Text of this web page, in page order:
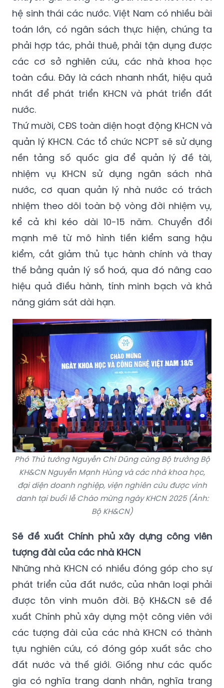
hệ sinh thái các nước. Việt Nam có nhiều bài
toán lớn, có ngân sách thực hiện, chúng ta
phải hợp tác, phải thuê, phải tận dụng được
các cơ sở nghiên cứu, các nhà khoa học
toàn cầu. Đây là cách nhanh nhất, hiệu quả
nhất để phát triển KHCN và phát triển đất
nước.
Thứ mười, CĐS toàn diện hoạt động KHCN và
quản lý KHCN. Các tổ chức NCPT sẽ sử dụng
nền tảng số quốc gia để quản lý đề tài,
nhiệm vụ KHCN sử dụng ngân sách nhà
nước, cơ quan quản lý nhà nước có trách
nhiệm theo dõi toàn bộ vòng đời nhiệm vụ,
kể cả khi kéo dài 10-15 năm. Chuyển đổi
mạnh mẽ từ mô hình tiền kiểm sang hậu
kiểm, cắt giảm thủ tục hành chính và thay
thế bằng quản lý số hoá, qua đó nâng cao
hiệu quả điều hành, tính minh bạch và khả
năng giám sát dài hạn.
Phó Thủ tướng Nguyễn Chí Dũng cùng Bộ trưởng Bộ
KH&CN Nguyễn Mạnh Hùng và các nhà khoa học,
đại diện doanh nghiệp, viện nghiên cứu được vinh
danh tại buổi lễ Chào mừng ngày KHCN 2025 (Ảnh:
Bộ KH&CN)
Sẽ đề xuất Chính phủ xây dựng công viên
tượng đài của các nhà KHCN
Những nhà KHCN có nhiều đóng góp cho sự
phát triển của đất nước, của nhân loại phải
được tôn vinh muôn đời. Bộ KH&CN sẽ đề
xuất Chính phủ xây dựng một công viên với
các tượng đài của các nhà KHCN có thành
tựu nghiên cứu, có đóng góp xuất sắc cho
đất nước và thế giới. Giống như các quốc
gia có nghĩa trang danh nhân, nghĩa trang